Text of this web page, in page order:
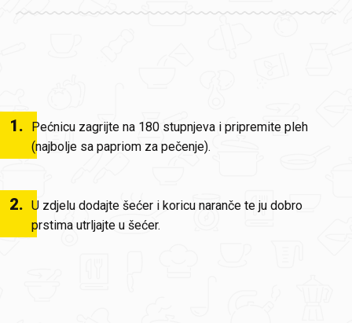
1.
Pećnicu zagrijte na 180 stupnjeva i pripremite pleh
(najbolje sa papriom za pečenje).
2. U zdjelu dodajte šećer i koricu naranče te ju dobro
prstima utrljajte u šećer.